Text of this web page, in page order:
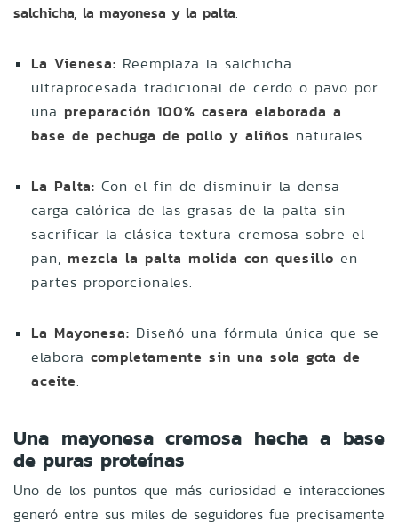
salchicha, la mayonesa y la palta.
La Vienesa: Reemplaza la salchicha
ultraprocesada tradicional de cerdo o pavo por
una preparación 100% casera elaborada a
base de pechuga de pollo y aliños naturales.
La Palta: Con el fin de disminuir la densa
carga calórica de las grasas de la palta sin
sacrificar la clásica textura cremosa sobre el
pan, mezcla la palta molida con quesillo en
partes proporcionales.
La Mayonesa: Diseñó una fórmula única que se
elabora completamente sin una sola gota de
aceite.
Una mayonesa cremosa hecha a base
de puras proteínas
Uno de los puntos que más curiosidad e interacciones
generó entre sus miles de seguidores fue precisamente